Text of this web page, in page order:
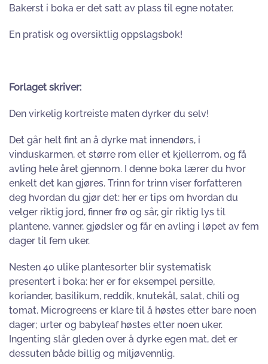
Bakerst i boka er det satt av plass til egne notater.
En pratisk og oversiktlig oppslagsbok!
Forlaget skriver:
Den virkelig kortreiste maten dyrker du selv!
Det går helt fint an å dyrke mat innendørs, i
vinduskarmen, et større rom eller et kjellerrom, og få
avling hele året gjennom. I denne boka lærer du hvor
enkelt det kan gjøres. Trinn for trinn viser forfatteren
deg hvordan du gjør det: her er tips om hvordan du
velger riktig jord, finner frø og sår, gir riktig lys til
plantene, vanner, gjødsler og får en avling i løpet av fem
dager til fem uker.
Nesten 40 ulike plantesorter blir systematisk
presentert i boka: her er for eksempel persille,
koriander, basilikum, reddik, knutekål, salat, chili og
tomat. Microgreens er klare til å høstes etter bare noen
dager; urter og babyleaf høstes etter noen uker.
Ingenting slår gleden over å dyrke egen mat, det er
dessuten både billig og miljøvennlig.